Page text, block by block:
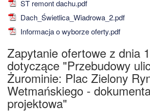
ST remont dachu.pdf
Dach_Świetlica_Wiadrowa_2.pdf
Informacja o wyborze oferty.pdf
Zapytanie ofertowe z dnia
dotyczące "Przebudowy
Żurominie: Plac Zielony
Wetmańskiego -
projektowa"